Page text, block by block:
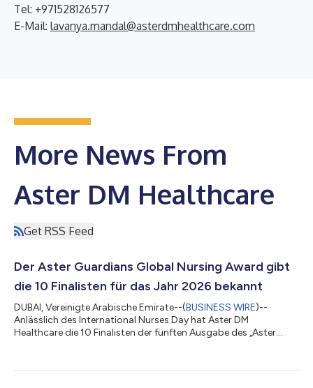
Tel: +971528126577
E-Mail: lavanya.mandal@asterdmhealthcare.com
More News From
Aster DM Healthcare
Get RSS Feed
Der Aster Guardians Global Nursing Award gibt
die 10 Finalisten für das Jahr 2026 bekannt
DUBAI, Vereinigte Arabische Emirate--(BUSINESS WIRE)--
Anlässlich des International Nurses Day hat Aster DM
Healthcare die 10 Finalisten der fünften Ausgabe des „Aster
Volkswirtschaften ausgewählt wurden. Einer der zehn Finalisten